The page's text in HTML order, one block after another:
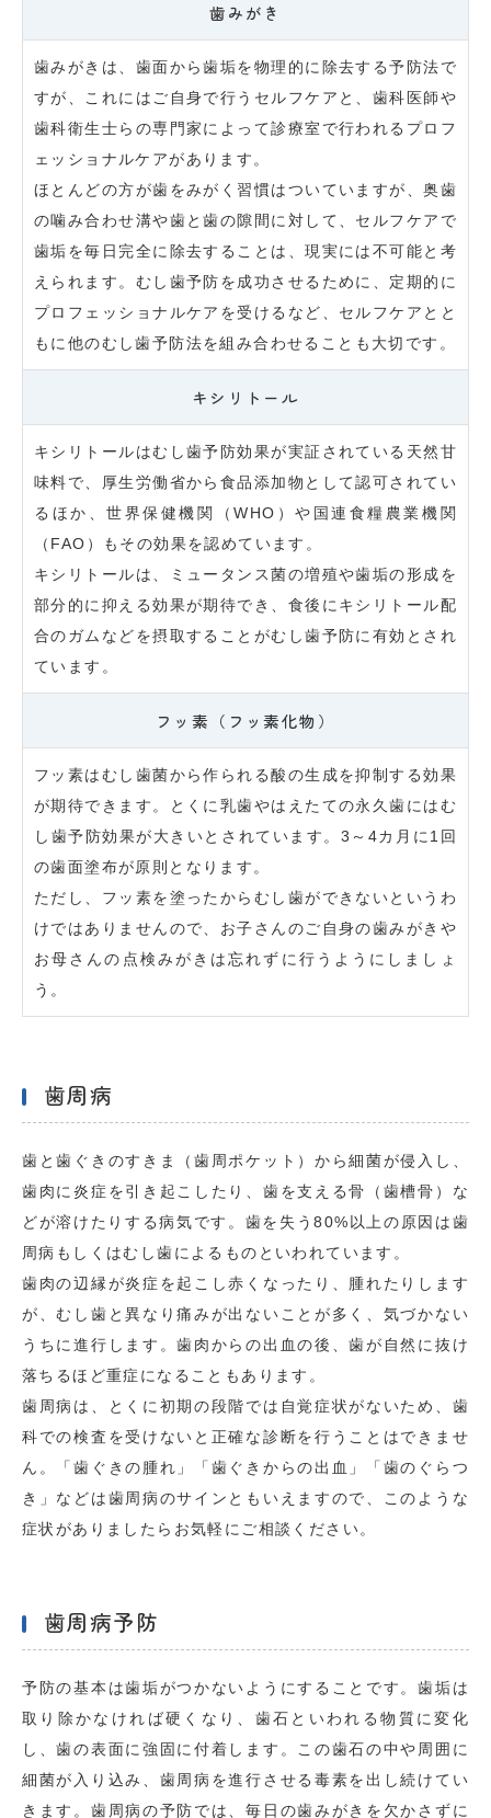
歯みがき
歯みがきは、歯面から歯垢を物理的に除去する予防法で
すが、これにはご自身で行うセルフケアと、歯科医師や
歯科衛生士らの専門家によって診療室で行われるプロフ
ェッショナルケアがあります。
ほとんどの方が歯をみがく習慣はついていますが、奥歯
の噛み合わせ溝や歯と歯の隙間に対して、セルフケアで
歯垢を毎日完全に除去することは、現実には不可能と考
えられます。むし歯予防を成功させるために、定期的に
プロフェッショナルケアを受けるなど、セルフケアとと
もに他のむし歯予防法を組み合わせることも大切です。
キシリトール
キシリトールはむし歯予防効果が実証されている天然甘
味料で、厚生労働省から食品添加物として認可されてい
るほか、世界保健機関（WHO）や国連食糧農業機関
（FAO）もその効果を認めています。
キシリトールは、ミュータンス菌の増殖や歯垢の形成を
部分的に抑える効果が期待でき、食後にキシリトール配
合のガムなどを摂取することがむし歯予防に有効とされ
ています。
フッ素（フッ素化物）
フッ素はむし歯菌から作られる酸の生成を抑制する効果
が期待できます。とくに乳歯やはえたての永久歯にはむ
し歯予防効果が大きいとされています。3～4カ月に1回
の歯面塗布が原則となります。
ただし、フッ素を塗ったからむし歯ができないというわ
けではありませんので、お子さんのご自身の歯みがきや
お母さんの点検みがきは忘れずに行うようにしましょ
う。
歯周病
歯と歯ぐきのすきま（歯周ポケット）から細菌が侵入し、
歯肉に炎症を引き起こしたり、歯を支える骨（歯槽骨）な
どが溶けたりする病気です。歯を失う80%以上の原因は歯
周病もしくはむし歯によるものといわれています。
歯肉の辺縁が炎症を起こし赤くなったり、腫れたりします
が、むし歯と異なり痛みが出ないことが多く、気づかない
うちに進行します。歯肉からの出血の後、歯が自然に抜け
落ちるほど重症になることもあります。
歯周病は、とくに初期の段階では自覚症状がないため、歯
科での検査を受けないと正確な診断を行うことはできませ
ん。「歯ぐきの腫れ」「歯ぐきからの出血」「歯のぐらつ
き」などは歯周病のサインともいえますので、このような
症状がありましたらお気軽にご相談ください。
歯周病予防
予防の基本は歯垢がつかないようにすることです。歯垢は
取り除かなければ硬くなり、歯石といわれる物質に変化
し、歯の表面に強固に付着します。この歯石の中や周囲に
細菌が入り込み、歯周病を進行させる毒素を出し続けてい
きます。歯周病の予防では、毎日の歯みがきを欠かさずに